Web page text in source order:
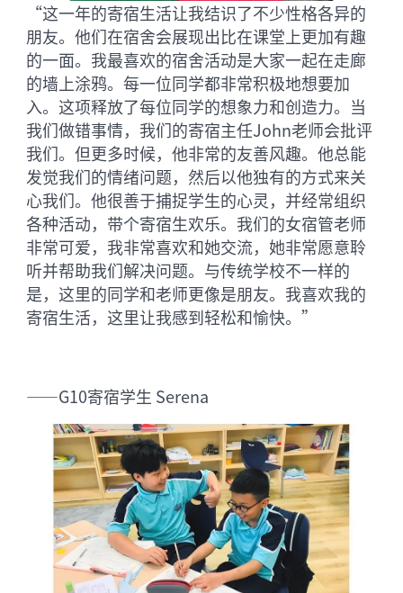
“这一年的寄宿生活让我结识了不少性格各异的
朋友。他们在宿舍会展现出比在课堂上更加有趣
的一面。我最喜欢的宿舍活动是大家一起在走廊
的墙上涂鸦。每一位同学都非常积极地想要加
入。这项释放了每位同学的想象力和创造力。当
我们做错事情，我们的寄宿主任John老师会批评
我们。但更多时候，他非常的友善风趣。他总能
发觉我们的情绪问题，然后以他独有的方式来关
心我们。他很善于捕捉学生的心灵，并经常组织
各种活动，带个寄宿生欢乐。我们的女宿管老师
非常可爱，我非常喜欢和她交流，她非常愿意聆
听并帮助我们解决问题。与传统学校不一样的
是，这里的同学和老师更像是朋友。我喜欢我的
寄宿生活，这里让我感到轻松和愉快。”
——G10寄宿学生 Serena